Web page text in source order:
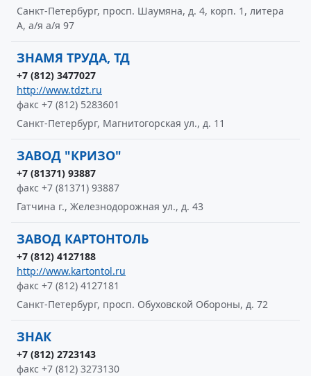
Санкт-Петербург, просп. Шаумяна, д. 4, корп. 1, литера
А, а/я а/я 97
ЗНАМЯ ТРУДА, ТД
+7 (812) 3477027
http://www.tdzt.ru
факс +7 (812) 5283601
Санкт-Петербург, Магнитогорская ул., д. 11
ЗАВОД "КРИЗО"
+7 (81371) 93887
факс +7 (81371) 93887
Гатчина г., Железнодорожная ул., д. 43
ЗАВОД КАРТОНТОЛЬ
+7 (812) 4127188
http://www.kartontol.ru
факс +7 (812) 4127181
Санкт-Петербург, просп. Обуховской Обороны, д. 72
ЗНАК
+7 (812) 2723143
факс +7 (812) 3273130